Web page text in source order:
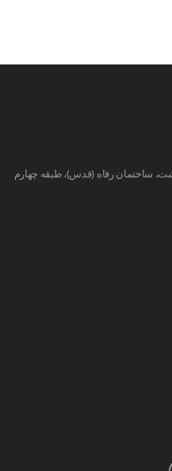
ساختمان رفاه (قدس)، طبقه چهارم